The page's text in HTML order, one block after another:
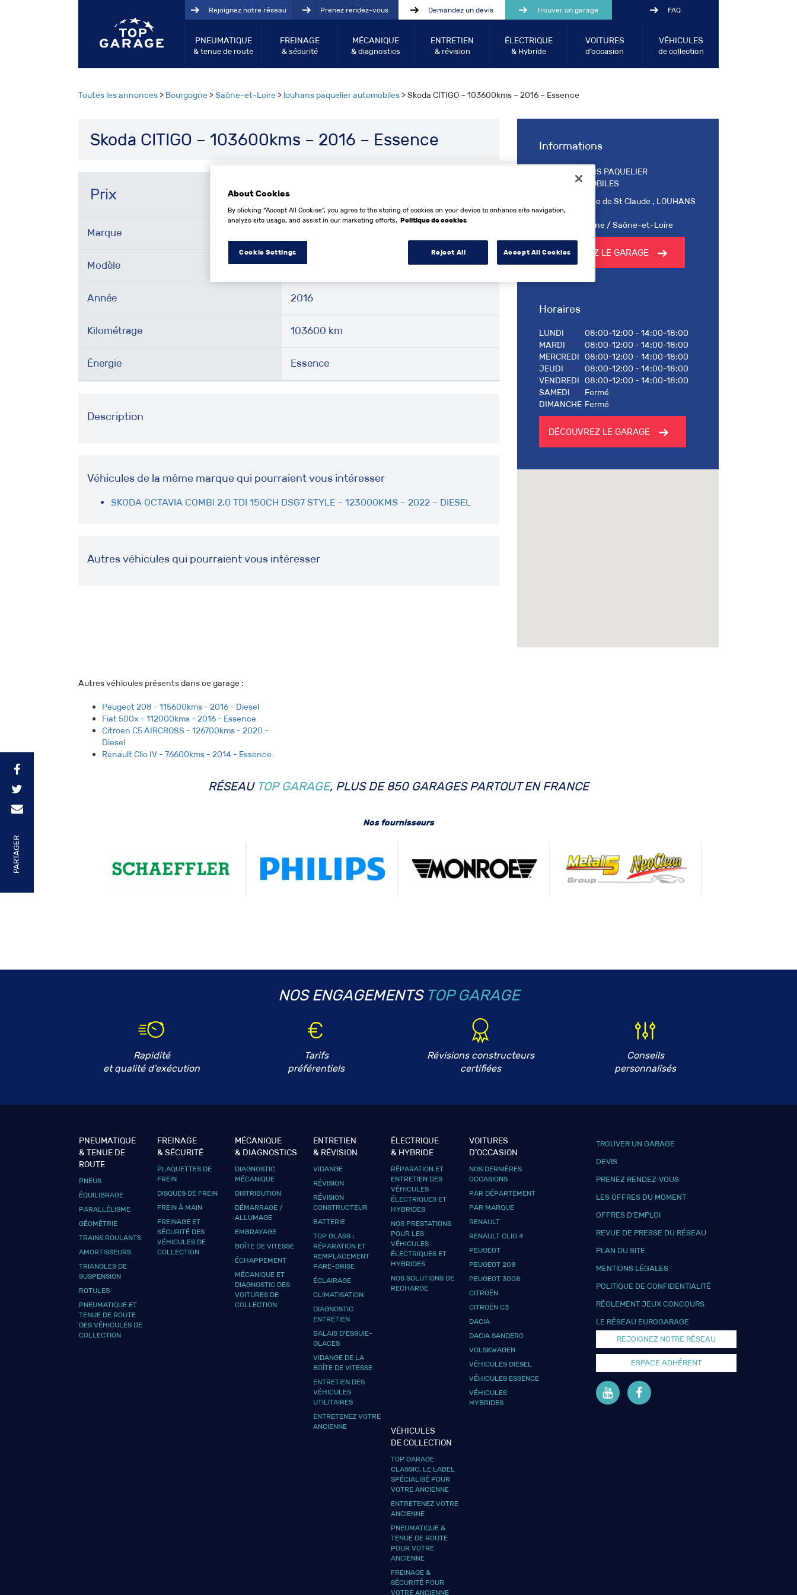
Rejoignez notre réseau Prenez rendez-vous Demandez un devis Trouver un garage FAQ
PNEUMATIQUE
& tenue de route
FREINAGE
& sécurité
MÉCANIQUE
& diagnostics
ENTRETIEN
& révision
ÉLECTRIQUE
& Hybride
VOITURES
d’occasion
VÉHICULES
de collection
PARTAGER
Toutes les annonces > Bourgogne >Saône-et-Loire > louhans paquelier automobiles > Skoda CITIGO – 103600kms – 2016 – Essence
Skoda CITIGO – 103600kms – 2016 – Essence
Prix
Marque
Modèle CITIGO
Année 2016
Kilométrage 103600 km
Énergie Essence
Description
Véhicules de la même marque qui pourraient vous intéresser
SKODA OCTAVIA COMBI 2.0 TDI 150CH DSG7 STYLE – 123000KMS – 2022 – DIESEL
Autres véhicules qui pourraient vous intéresser
Informations
LOUHANS PAQUELIER
AUTOMOBILES
6 Rue Mte de St Claude , LOUHANS
71500
Bourgogne / Saône-et-Loire
CONTACTEZ LE GARAGE
Horaires
LUNDI
08:00-12:00 - 14:00-18:00
MARDI
08:00-12:00 - 14:00-18:00
MERCREDI 08:00-12:00 - 14:00-18:00
JEUDI
08:00-12:00 - 14:00-18:00
VENDREDI 08:00-12:00 - 14:00-18:00
SAMEDI
Fermé
DIMANCHE Fermé
DÉCOUVREZ LE GARAGE
Autres véhicules présents dans ce garage :
Peugeot 208 - 115600kms - 2016 - Diesel
Fiat 500x - 112000kms - 2016 - Essence
Citroen C5 AIRCROSS - 126700kms - 2020 -
Diesel
Renault Clio IV - 76600kms - 2014 - Essence
RÉSEAU TOP GARAGE, PLUS DE 850 GARAGES PARTOUT EN FRANCE
Nos fournisseurs
NOS ENGAGEMENTS TOP GARAGE
Rapidité
et qualité d'exécution
Tarifs
préférentiels
Révisions constructeurs
certifiées
Conseils
personnalisés
PNEUMATIQUE
& TENUE DE
ROUTE
PNEUS
ÉQUILIBRAGE
PARALLÉLISME
GÉOMÉTRIE
TRAINS ROULANTS
AMORTISSEURS
TRIANGLES DE
SUSPENSION
ROTULES
PNEUMATIQUE ET
TENUE DE ROUTE
DES VÉHICULES DE
COLLECTION
FREINAGE
& SÉCURITÉ
PLAQUETTES DE
FREIN
DISQUES DE FREIN
FREIN À MAIN
FREINAGE ET
SÉCURITÉ DES
VÉHICULES DE
COLLECTION
MÉCANIQUE
& DIAGNOSTICS
DIAGNOSTIC
MÉCANIQUE
DISTRIBUTION
DÉMARRAGE /
ALLUMAGE
EMBRAYAGE
BOÎTE DE VITESSE
ÉCHAPPEMENT
MÉCANIQUE ET
DIAGNOSTIC DES
VOITURES DE
COLLECTION
ENTRETIEN
& RÉVISION
VIDANGE
RÉVISION
RÉVISION
CONSTRUCTEUR
BATTERIE
TOP GLASS :
RÉPARATION ET
REMPLACEMENT
PARE-BRISE
ÉCLAIRAGE
CLIMATISATION
DIAGNOSTIC
ENTRETIEN
BALAIS D’ESSUIE-
GLACES
VIDANGE DE LA
BOÎTE DE VITESSE
ENTRETIEN DES
VÉHICULES
UTILITAIRES
ENTRETENEZ VOTRE
ANCIENNE
ÉLECTRIQUE
& HYBRIDE
RÉPARATION ET
ENTRETIEN DES
VÉHICULES
ÉLECTRIQUES ET
HYBRIDES
NOS PRESTATIONS
POUR LES
VÉHICULES
ÉLECTRIQUES ET
HYBRIDES
NOS SOLUTIONS DE
RECHARGE
VOITURES
D’OCCASION
NOS DERNIÈRES
OCCASIONS
PAR DÉPARTEMENT
PAR MARQUE
RENAULT
RENAULT CLIO 4
PEUGEOT
PEUGEOT 208
PEUGEOT 3008
CITROËN
CITROËN C3
DACIA
DACIA SANDERO
VOLSKWAGEN
VÉHICULES DIESEL
VÉHICULES ESSENCE
VÉHICULES
HYBRIDES
VÉHICULES
DE COLLECTION
TOP GARAGE
CLASSIC, LE LABEL
SPÉCIALISÉ POUR
VOTRE ANCIENNE
ENTRETENEZ VOTRE
ANCIENNE
PNEUMATIQUE &
TENUE DE ROUTE
POUR VOTRE
ANCIENNE
FREINAGE &
SÉCURITÉ POUR
VOTRE ANCIENNE
TROUVER UN GARAGE
DEVIS
PRENEZ RENDEZ-VOUS
LES OFFRES DU MOMENT
OFFRES D’EMPLOI
REVUE DE PRESSE DU RÉSEAU
PLAN DU SITE
MENTIONS LÉGALES
POLITIQUE DE CONFIDENTIALITÉ
RÉGLEMENT JEUX CONCOURS
LE RÉSEAU EUROGARAGE
REJOIGNEZ NOTRE RÉSEAU
ESPACE ADHÉRENT
About Cookies
By clicking “Accept All Cookies”, you agree to the storing of cookies on your device to enhance site navigation,
analyze site usage, and assist in our marketing efforts. Politique de cookies
Cookie Settings Reject All Accept All Cookies